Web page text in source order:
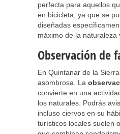
perfecta para aquellos
en bicicleta, ya que se
diseñadas
máximo de la naturaleza
Observación de
En Quintanar de la
asombrosa. La
convierte en una
los naturales. Podrás
incluso ciervos en su
turísticos locales suelen